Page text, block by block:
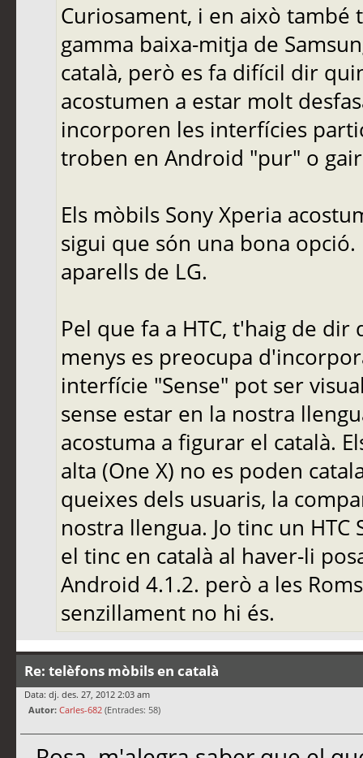
Curiosament, i en això també
gamma baixa-mitja de
català, però es fa difícil dir
acostumen a estar molt
incorporen les interfícies
troben en Android "pur" o
Els mòbils Sony Xperia
sigui que són una bona
aparells de LG.
Pel que fa a HTC, t'haig de
menys es preocupa
interfície "Sense" pot ser
sense estar en la nostra
acostuma a figurar el català.
alta (One X) no es poden
queixes dels usuaris, la
nostra llengua. Jo tinc un
el tinc en català al haver-li
Android 4.1.2. però a les
senzillament no hi és.
Re: telèfons mòbils en català
Data: dj. des. 27, 2012 2:03 am
Autor: Carles-682 (Entrades: 58)